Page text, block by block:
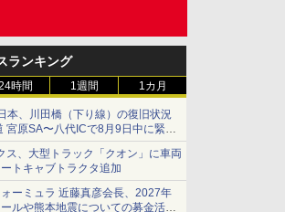
ランキング
時間 1週間 1カ月
本、川田橋（下り線）の復旧状況
宮原SA〜八代ICで8月9日中に緊急
能に
ス、大型トラック「クオン」に車両
トキャブトラクタ追加
ーミュラ 近藤真彦会長、2027年
ルや熊本地震についての募金活動